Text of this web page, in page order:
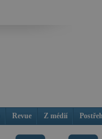
Revue Z médií